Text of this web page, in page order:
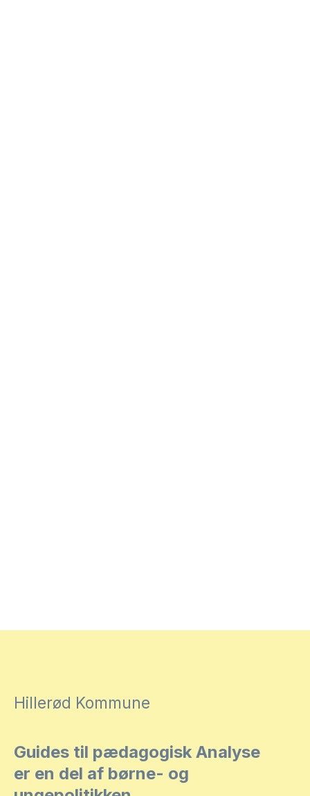
Hillerød Kommune
Guides til pædagogisk Analyse
er en del af børne- og